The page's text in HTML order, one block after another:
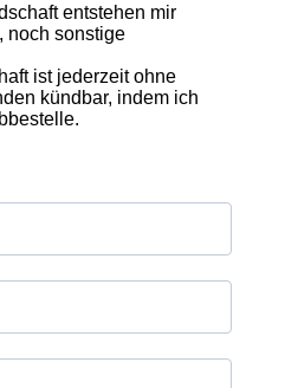
entstehen mir
noch sonstige
ist jederzeit ohne
kündbar, indem ich